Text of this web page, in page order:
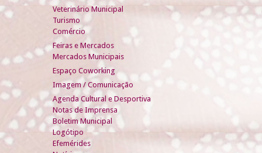
Veterinário Municipal
Turismo
Comércio
Feiras e Mercados
Mercados Municipais
Espaço Coworking
Imagem / Comunicação
Agenda Cultural e Desportiva
Notas de Imprensa
Boletim Municipal
Logótipo
Efemérides